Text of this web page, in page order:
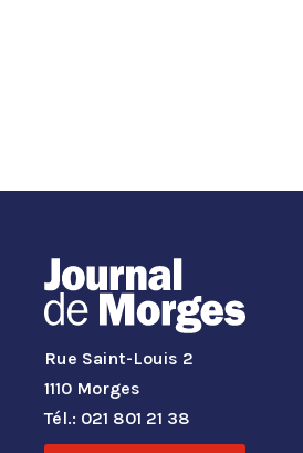
Rue Saint-Louis 2
1110 Morges
Tél.: 021 801 21 38